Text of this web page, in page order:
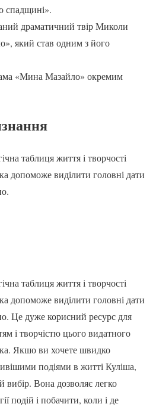
спадщині».
драматичний твір Миколи
який став одним з його
«Мина Мазайло» окремим
таблиця життя і творчості
допоможе виділити головні дати
таблиця життя і творчості
допоможе виділити головні дати
Це дуже корисний ресурс для
і творчістю цього видатного
Якшо ви хочете швидко
подіями в житті Куліша,
Вона дозволяє легко
подій і побачити, коли і де